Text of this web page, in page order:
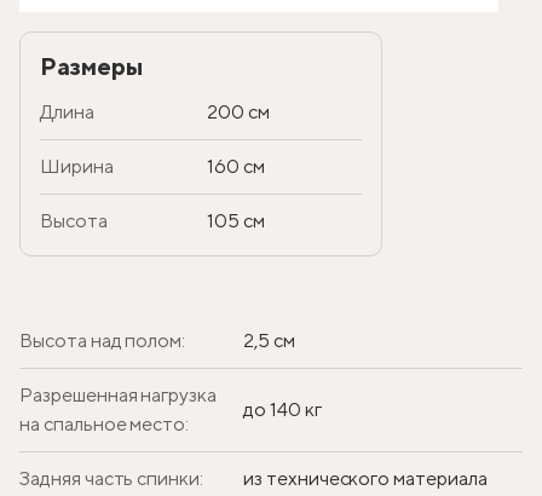
Размеры
Длина 200 см
Ширина 160 см
Высота 105 см
Высота над полом: 2,5 см
Разрешенная нагрузка
на спальное место:
до 140 кг
Задняя часть спинки: из технического материала